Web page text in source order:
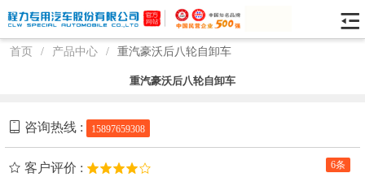
首页 / 产品中心 / 重汽豪沃后八轮自卸车
重汽豪沃后八轮自卸车
咨询热线 : 15897659308
6条
客户评价 :